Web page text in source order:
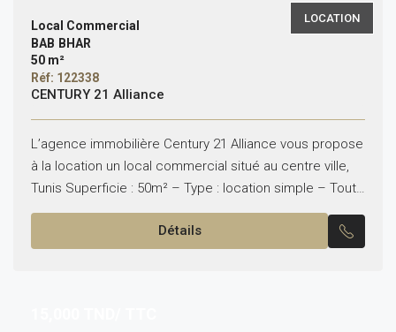
LOCATION
Local Commercial
BAB BHAR
50 m²
Réf: 122338
CENTURY 21 Alliance
L’agence immobilière Century 21 Alliance vous propose
à la location un local commercial situé au centre ville,
Tunis Superficie : 50m² – Type : location simple – Toute
activité Pour plus d’informations,...
Détails